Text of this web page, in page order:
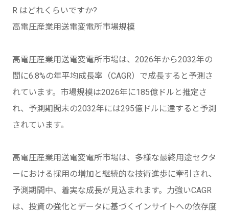
R はどれくらいですか?
高電圧産業用送電変電所市場規模
高電圧産業用送電変電所市場は、2026年から2032年の
間に6.8%の年平均成長率（CAGR）で成長すると予測さ
れています。市場規模は2026年に185億ドルと推定さ
れ、予測期間末の2032年には295億ドルに達すると予測
されています。
高電圧産業用送電変電所市場は、多様な最終用途セクタ
ーにおける採用の増加と継続的な技術進歩に牽引され、
予測期間中、着実な成長が見込まれます。力強いCAGR
は、投資の強化とデータに基づくインサイトへの依存度